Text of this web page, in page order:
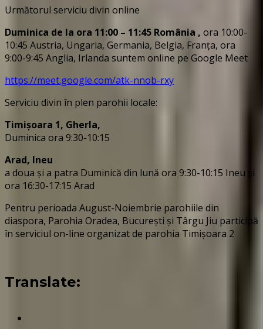
Următorul serviciu divin online
Duminica de la ora 11:00 – 11:45 România , ora 10:00-
10:45 Austria, Ungaria, Germania, Belgia, Franța, ora
9:00-9:45 Anglia, Irlanda suntem online pe Google Meet
https://meet.google.com/atk-nnob-rxy
Serviciu divin în plen parohii locale:
Timișoara 1, Gherla,
Duminica ora 9:30-10:15
Arad, Ineu
a doua și a patra Duminică din lună ora 9:30-10:15 Ineu și
ora 16:30-17:15 Arad
Pentru perioada August-Noiembrie parohiile din
diaspora, Parohia Oradea, București și Târgu Jiu participă
în serviciul on-line organizat de parohia Timișoara 2
Translate: